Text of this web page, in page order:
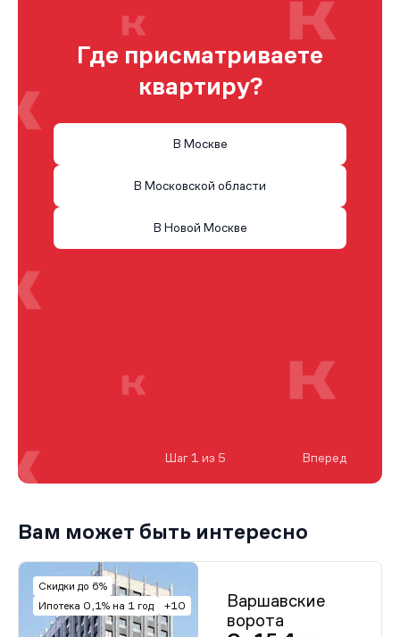
Где присматриваете
квартиру?
В Москве
В Московской области
В Новой Москве
Шаг 1 из 5 Вперед
Вам может быть интересно
Скидки до 6%
Ипотека 0,1% на 1 год
+10
Варшавские
ворота